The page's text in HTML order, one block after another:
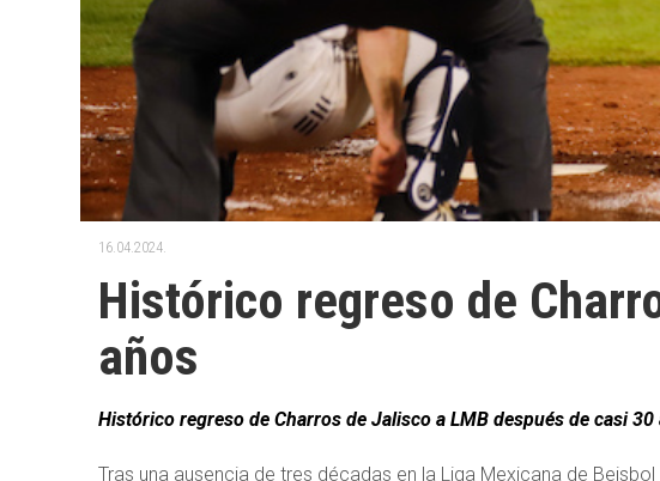
16.04.2024.
Histórico regreso de
años
Histórico regreso de Charros de Jalisco a LMB después de casi 30
Tras una ausencia de tres décadas en la Liga Mexicana de Beisbol